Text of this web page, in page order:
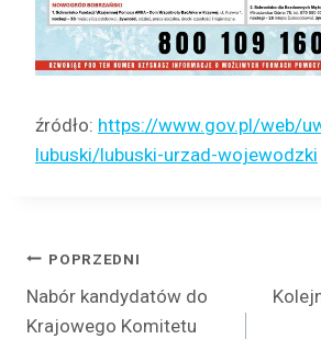
źródło: https://www.gov.pl/web/
lubuski/lubuski-urzad-wojewodzki
Nawigacja
wpisu
POPRZEDNI
Nabór kandydatów do
Krajowego Komitetu